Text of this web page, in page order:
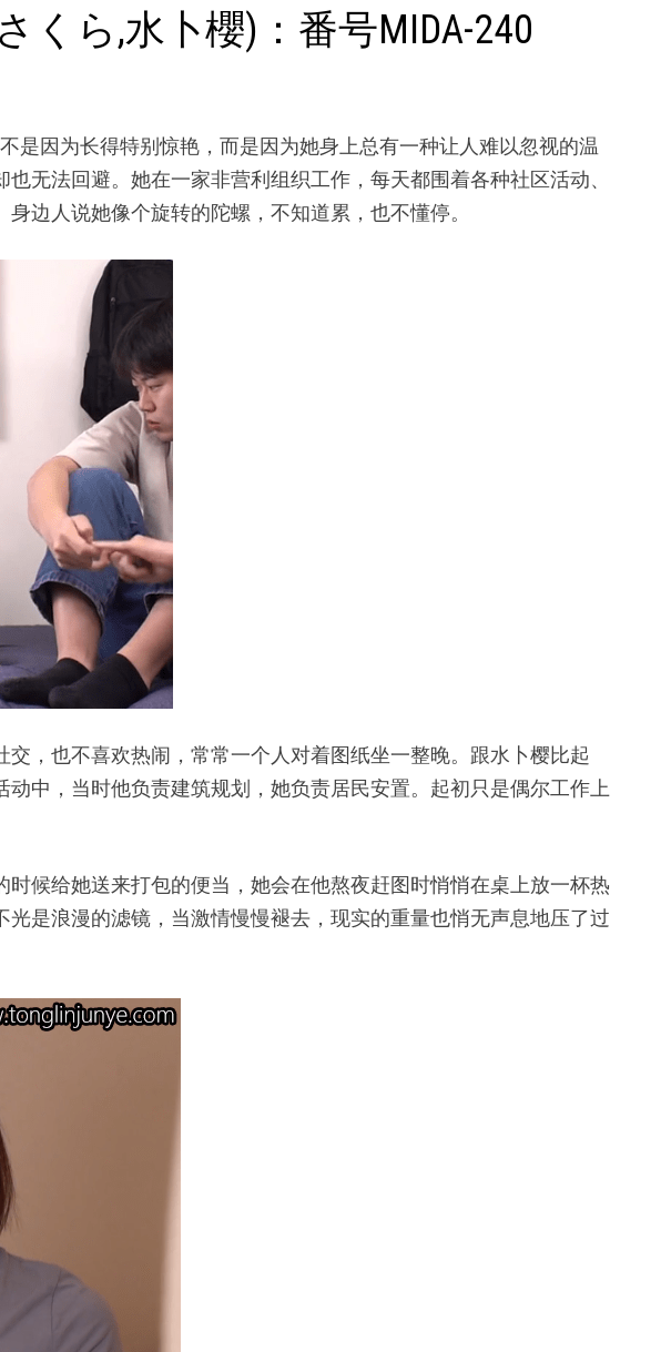
くら,水卜櫻)：番号MIDA-240
是因为长得特别惊艳，而是因为她身上总有一种让人难以忽视的温
无法回避。她在一家非营利组织工作，每天都围着各种社区活动、
边人说她像个旋转的陀螺，不知道累，也不懂停。
，也不喜欢热闹，常常一个人对着图纸坐一整晚。跟水卜樱比起
中，当时他负责建筑规划，她负责居民安置。起初只是偶尔工作上
候给她送来打包的便当，她会在他熬夜赶图时悄悄在桌上放一杯热
是浪漫的滤镜，当激情慢慢褪去，现实的重量也悄无声息地压了过